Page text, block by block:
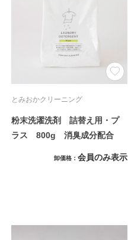
とみおかクリーニング
粉末洗濯洗剤 詰替え用・プ
ラス 800g 消臭成分配合
卸価格 会員のみ表示